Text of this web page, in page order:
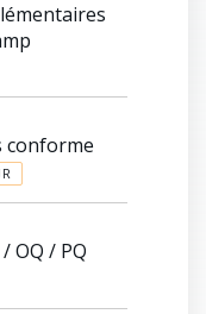
conforme
OQ / PQ